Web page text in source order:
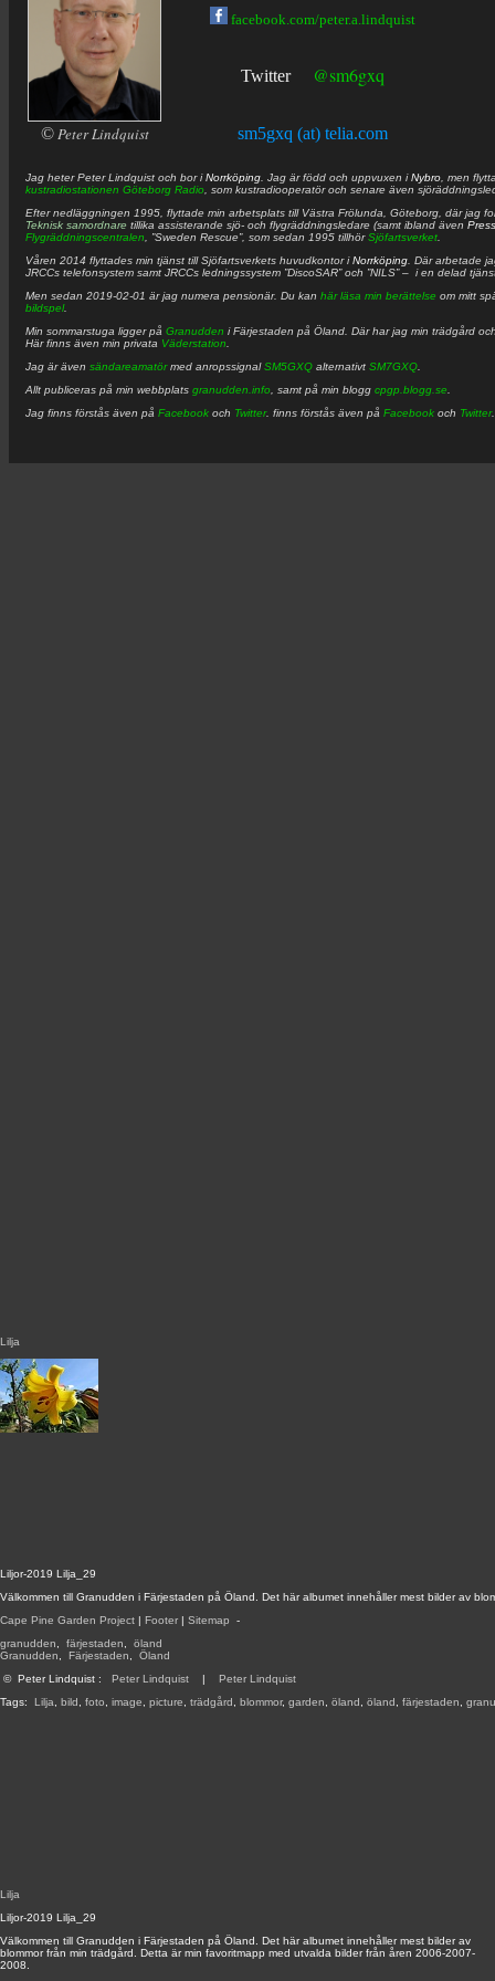
Liljor-2019 Lilja_29
Välkommen till Granudden i Färjestaden på Öland. Det här albumet innehåller mest bilder av
Cape Pine Garden Project | Footer | Sitemap -
granudden
färjestaden
öland
Granudden
Färjestaden
Öland
© Peter Lindquist : Peter Lindquist | Peter Lindquist
Tags: Lilja bild foto image picture trädgård blommor, garden öland öland färjestaden
Lilja
Lilja
Liljor-2019 Lilja_29
Välkommen till Granudden i Färjestaden på Öland. Det här albumet innehåller mest bilder av
blommor från min trädgård. Detta är min favoritmapp med utvalda bilder från åren 2006-2007-
2008.
© Peter Lindquist
facebook.com/peter.a.lindquist
Twitter @sm6gxq
sm5gxq (at) telia.com
Jag heterPeter Lindquist och bor iNorrköping . Jag är född och uppvuxen iNybro , men
kustradiostationen Göteborg Radio , som kustradiooperatör och senare även
Efter nedläggningen 1995, flyttade min arbetsplats till Västra Frölunda, Göteborg, där jag
Teknisk samordnare tillika assisterande sjö- och flygräddningsledare (samt ibland även
Flygräddningscentralen , ”Sweden Rescue”, som sedan 1995 tillhörSjöfartsverket
Våren 2014 flyttades min tjänst till Sjöfartsverkets huvudkontor iNorrköping . Där arbetade
JRCCs telefonsystem samt JRCCs ledningssystem ”DiscoSAR” och ”NILS” – i en delad
Men sedan 2019-02-01 är jag numera pensionär. Du kan här läsa min berättelse om mitt
bildspel.
Min sommarstuga ligger på Granudden i Färjestaden på Öland. Där har jag min trädgård
Här finns även min privata Väderstation
Jag är även sändareamatörmed anropssignalSM5GXQ alternativt SM7GXQ
Allt publiceras på min webbplats granudden.info , samt på min blogg cpgp.blogg.se
Jag finns förstås även på Facebook och Twitter. finns förstås även på Facebook och Twitter.